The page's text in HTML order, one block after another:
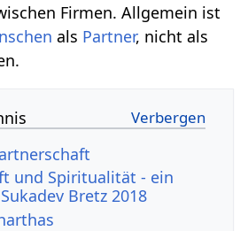
Firmen. Allgemein ist
als Partner, nicht als
und Spiritualität - ein
Bretz 2018